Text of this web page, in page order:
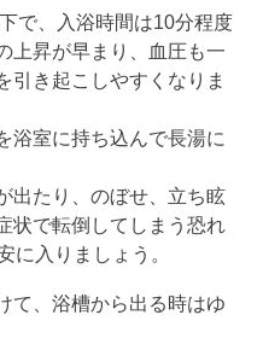
で、入浴時間は10分程度
上昇が早まり、血圧も一
引き起こしやすくなりま
浴室に持ち込んで長湯に
出たり、のぼせ、立ち眩
状で転倒してしまう恐れ
に入りましょう。
て、浴槽から出る時はゆ